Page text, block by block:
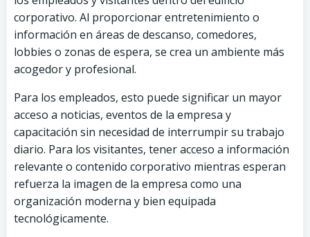
corporativo. Al proporcionar entretenimiento o
información en áreas de descanso, comedores,
lobbies o zonas de espera, se crea un ambiente más
acogedor y profesional.
Para los empleados, esto puede significar un mayor
acceso a noticias, eventos de la empresa y
capacitación sin necesidad de interrumpir su trabajo
diario. Para los visitantes, tener acceso a información
relevante o contenido corporativo mientras esperan
refuerza la imagen de la empresa como una
organización moderna y bien equipada
tecnológicamente.